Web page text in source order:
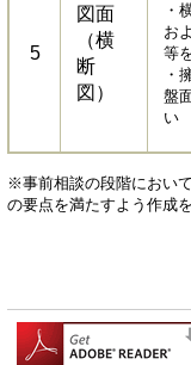
5
図面
（横
断
図）
・
お
等
・
盤
い
※事前相談の段階におい
の要点を満たすよう作成